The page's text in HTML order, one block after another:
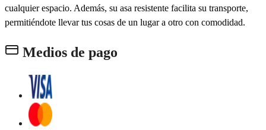
cualquier espacio. Además, su asa resistente facilita su transporte,
permitiéndote llevar tus cosas de un lugar a otro con comodidad.
Medios de pago